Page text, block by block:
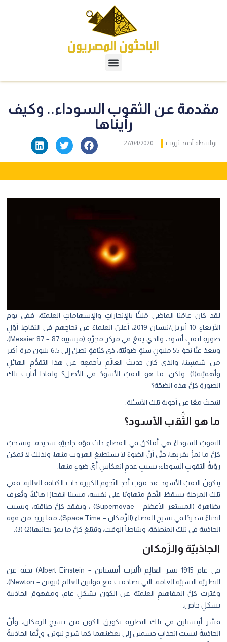
عن الثقوب السوداء.. وكيف
رأيناها
أحمد ثروت 27/04/2020
كان عامُنا الماضي مَليئًا بالإنجازاتِ والإسهاماتِ العلميّة، ففي يوم
الأربعاءِ 10 أبريل/نيسان 2019، أعلنَ العلماءُ عن نجاحِهم في التقاطِ أوّلِ
صورةٍ لثقبٍ أسود، والذي يقعُ في مركزِ مجرَّةِ (ميسييه 87 – Messier 87)،
ويبعدُ عنّا نحوَ 55 مليونِ سنةٍ ضوئيّة، ذي كثافةٍ تصلُ إلى 6.5 بليون مرة أكبر
شمسِنا، والذي كان حديثَ العالَمِ بأجمعِه عن هذا التقدُّمِ الهائلِ
وأهميّتِه(1). ولكن، ما هو الثقبُ الأسودُ في الأصل؟ ولماذا أثارت تلك
كلَّ هذه الضجّة؟
معًا عن أجوبةِ تلك الأسئلة.
هو الثُّقب الأسود؟
السوداءُ هي أماكنٌ في الفضاءِ ذاتُ قوّة جاذبيّةٍ شديدة، وتسحبُ
ما يَمرُّ بقربِها، حتّى أنّ الضوءَ لا يستطيعُ الهروبَ منها، ولذلك لا يُمكنُ
الثقوبِ السوداء؛ بسببِ عدمِ انعكاسِ أيِّ ضوءٍ منها.
الثقبُ الأسود عند موتِ أحدِ النّجوم الكبيرة ذات الكثافة العالية، ففي
المرحلة يسقطُ النّجمُ متهاويًا على نفسه، مسببًا انفجارًا هائلًا، وتُعرف
بظاهرة (المستعر الأعظم – Supernovae) ، ويفقد كلَّ طاقته، ويسبب
انحناءً شديدًا في نسيج الفضاء (الزَّمكان – Space Time)، مما يزيد من قوة
في تلك المنطقة، ويتباطأ الوقت، وتبتلعُ كلَّ ما يمرّ بجانبها(2) (3).
والزّمكان
في عام 1915 نشر العالِم (ألبرت أينشتاين – Albert Einstein) بحثَه عن
النظريّة النسبيّة العامة، التي تصادمت مع قوانين العالِم (نيوتن – Newton)،
كلَّ المفاهيمِ العلميّة عن الكون بشكلٍ عام، ومفهومَ الجاذبيةِ
خاص.
أينشتاين في تلك النظرية تكوينَ الكون من نسيج الزمكان، وأنَّ
ليست انجذابِ جسمين إلى بعضَيْهما كما شرح نيوتن، وإنَّما الجاذبيةُ